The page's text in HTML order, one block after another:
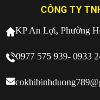
CÔNG TY
KP An Lợi, Phường
0977 575 939- 0933